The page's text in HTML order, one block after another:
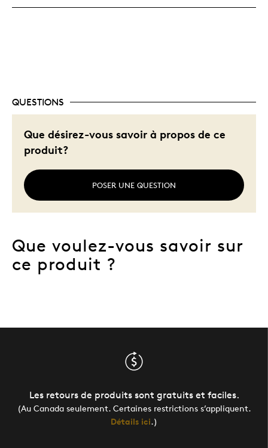
QUESTIONS
Que désirez-vous savoir à propos de ce
produit?
POSER UNE QUESTION
Que voulez-vous savoir sur
ce produit ?
Les retours de produits sont gratuits et faciles.
(Au Canada seulement. Certaines restrictions s’appliquent.
Détails ici.)